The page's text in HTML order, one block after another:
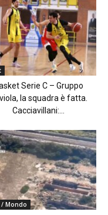
Serie C – Gruppo
la squadra è fatta.
Cacciavillani:...
Mondo